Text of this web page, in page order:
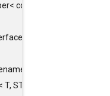
const Result<
std::enable_if<
STRIDED, MOVE > >